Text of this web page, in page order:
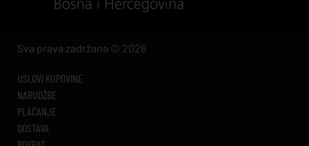
Sva prava zadržana © 2026
USLOVI KUPOVINE
NARUDŽBE
PLAĆANJE
DOSTAVA